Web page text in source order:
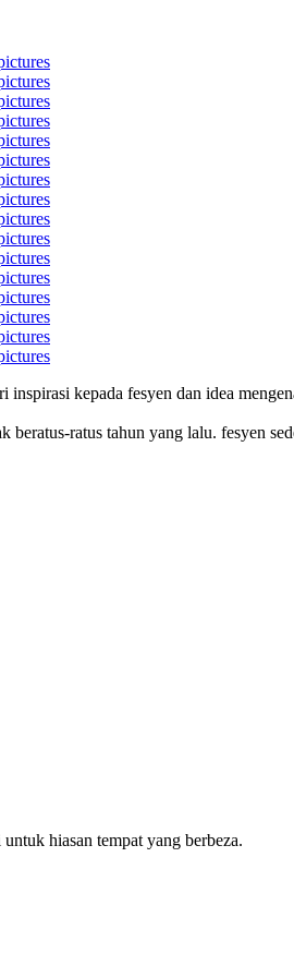
kepada fesyen dan idea
ratus tahun yang lalu. fesyen
hiasan tempat yang berbeza.